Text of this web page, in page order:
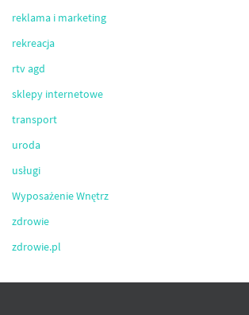
reklama i marketing
rekreacja
rtv agd
sklepy internetowe
transport
uroda
usługi
Wyposażenie Wnętrz
zdrowie
zdrowie.pl